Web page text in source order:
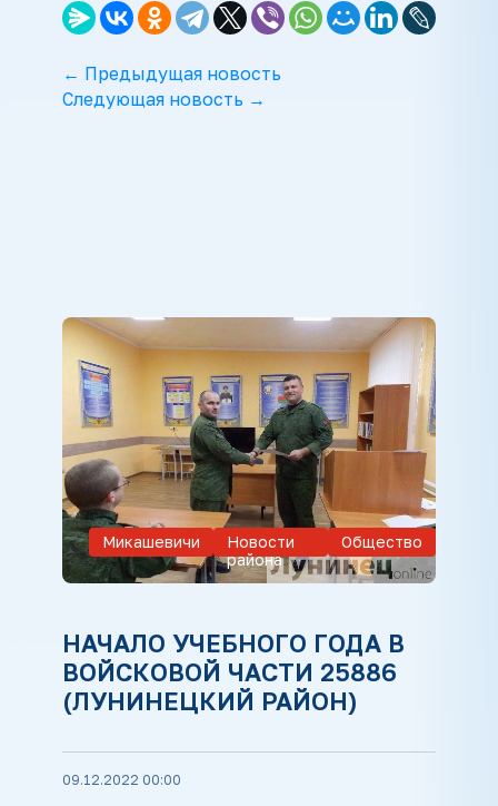
← Предыдущая новость
Следующая новость →
Микашевичи
Новости
района
Общество
НАЧАЛО УЧЕБНОГО ГОДА В
ВОЙСКОВОЙ ЧАСТИ 25886
(ЛУНИНЕЦКИЙ РАЙОН)
09.12.2022 00:00